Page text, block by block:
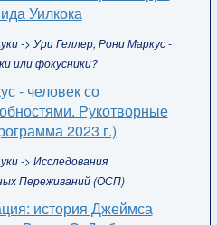
Уилкока
-> Ури Геллер, Рони Маркус -
или фокусники?
- человек со
Рукотворные
2023 г.)
-> Исследования
Переживаний (ОСП)
история Джеймса